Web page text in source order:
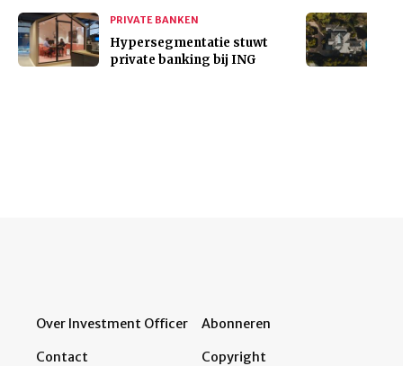
PRIVATE BANKEN
Hypersegmentatie stuwt
private banking bij ING
Over Investment Officer
Contact
Abonneren
Copyright